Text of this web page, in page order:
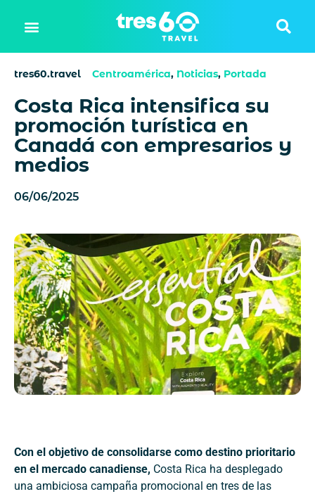
tres60.travel Centroamérica, Noticias, Portada
Costa Rica intensifica su
promoción turística en
Canadá con empresarios y
medios
06/06/2025
Con el objetivo de consolidarse como destino prioritario
en el mercado canadiense, Costa Rica ha desplegado
una ambiciosa campaña promocional en tres de las